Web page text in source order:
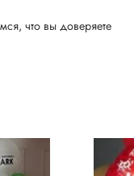
что вы доверяете